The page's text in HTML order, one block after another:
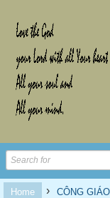
Home › CÔNG GIÁO